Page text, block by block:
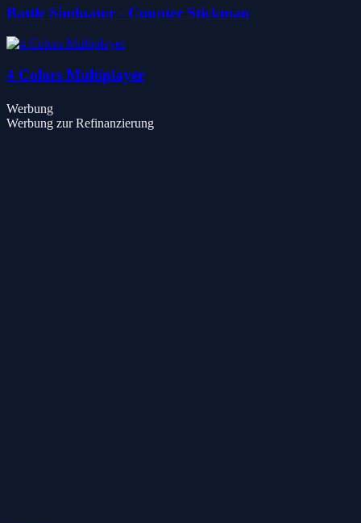
Battle Simluator - Counter Stickman
4 Colors Multiplayer
Werbung
Werbung zur Refinanzierung